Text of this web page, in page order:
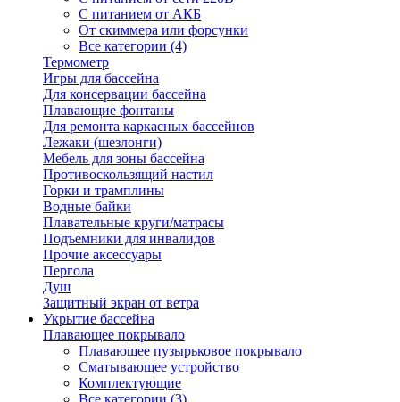
С питанием от АКБ
От скиммера или форсунки
Все категории (4)
Термометр
Игры для бассейна
Для консервации бассейна
Плавающие фонтаны
Для ремонта каркасных бассейнов
Лежаки (шезлонги)
Мебель для зоны бассейна
Противоскользящий настил
Горки и трамплины
Водные байки
Плавательные круги/матрасы
Подъемники для инвалидов
Прочие аксессуары
Пергола
Душ
Защитный экран от ветра
Укрытие бассейна
Плавающее покрывало
Плавающее пузырьковое покрывало
Сматывающее устройство
Комплектующие
Все категории (3)